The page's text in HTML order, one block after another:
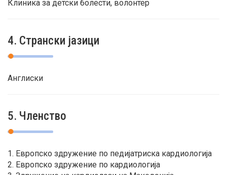
Клиника за детски болести, волонтер
4. Странски јазици
Англиски
5. Членство
1. Европско здружение по педијатриска кардиологија
2. Европско здружение по кардиологија